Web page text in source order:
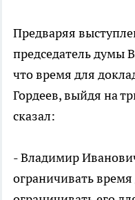
Предваряя
председатель думы
что время для
Гордеев, выйдя на
сказал:
- Владимир
ограничивать